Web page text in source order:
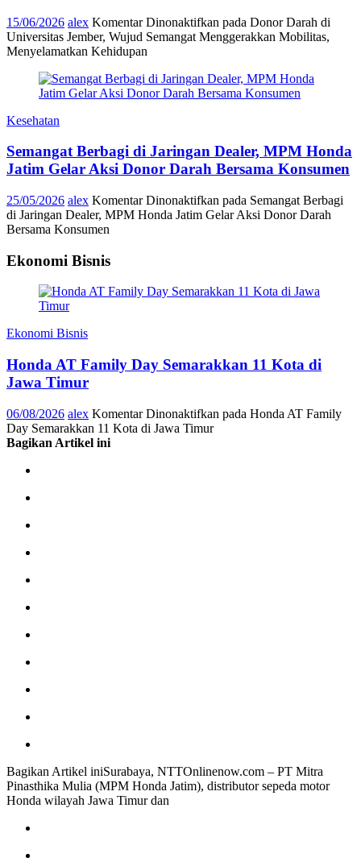
15/06/2026 alex Komentar Dinonaktifkan pada Donor Darah di
Universitas Jember, Wujud Semangat Menggerakkan Mobilitas,
Menyelamatkan Kehidupan
Kesehatan
Semangat Berbagi di Jaringan Dealer, MPM Honda
Jatim Gelar Aksi Donor Darah Bersama Konsumen
25/05/2026 alex Komentar Dinonaktifkan pada Semangat Berbagi
di Jaringan Dealer, MPM Honda Jatim Gelar Aksi Donor Darah
Bersama Konsumen
Ekonomi Bisnis
Ekonomi Bisnis
Honda AT Family Day Semarakkan 11 Kota di
Jawa Timur
06/08/2026 alex Komentar Dinonaktifkan pada Honda AT Family
Day Semarakkan 11 Kota di Jawa Timur
Bagikan Artikel ini
Bagikan Artikel iniSurabaya, NTTOnlinenow.com – PT Mitra
Pinasthika Mulia (MPM Honda Jatim), distributor sepeda motor
Honda wilayah Jawa Timur dan